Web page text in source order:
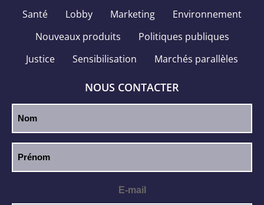
Santé Lobby Marketing
Environnement
Nouveaux produits
Politiques publiques
Justice
Sensibilisation Marchés parallèles
NOUS CONTACTER
E-mail